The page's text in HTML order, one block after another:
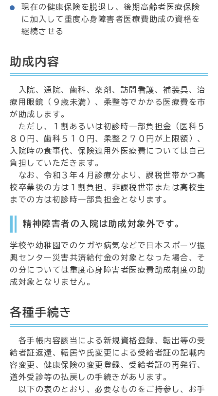
現在の健康保険を脱退し、後期高齢者医療保険
に加入して重度心身障害者医療費助成の資格を
継続させる
助成内容
入院、通院、歯科、薬剤、訪問看護、補装具、治
療用眼鏡（９歳未満）、柔整等でかかる医療費を市
が助成します。
ただし、１割あるいは初診時一部負担金（医科５
８０円、歯科５１０円、柔整２７０円が上限額）、
入院時の食事代、保険適用外医療費については自己
負担していただきます。
なお、令和３年４月診療分より、課税世帯かつ高
校卒業後の方は１割負担、非課税世帯または高校生
までの方は初診時一部負担金となります。
精神障害者の入院は助成対象外です。
学校や幼稚園でのケガや病気などで日本スポーツ振
興センター災害共済給付金の対象となった場合、そ
の分については重度心身障害者医療費助成制度の助
成対象となりません。
各種手続き
各手帳内容該当による新規資格登録、転出等の受
給者証返還、転居や氏変更による受給者証の記載内
容変更、健康保険の変更登録、受給者証の再発行、
道外受診等の払戻しの手続きがあります。
以下の表のとおり、必要なものをご持参し、お手